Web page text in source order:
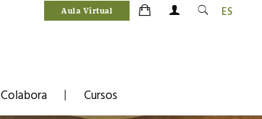
ES
Aula Virtual
Colabora Cursos